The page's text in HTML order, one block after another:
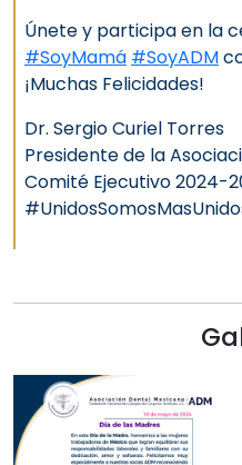
Únete y participa en la
#SoyMamá #SoyADM
¡Muchas Felicidades!
Dr. Sergio Curiel Torres
Presidente de la
Comité Ejecutivo 2024-